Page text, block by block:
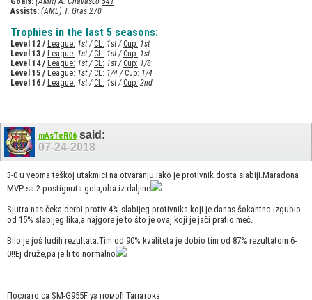
Assists: (AML) T. Gras 270
Trophies in the last 5 seasons:
Level 12 / League: 1st / CL: 1st / Cup: 1st
Level 13 / League: 1st / CL: 1st / Cup: 1st
Level 14 / League: 1st / CL: 1st / Cup: 1/8
Level 15 / League: 1st / CL: 1/4 / Cup: 1/4
Level 16 / League: 1st / CL: 1st / Cup: 2nd
mAsTeR06 said:
07-24-2018
3-0 u veoma teškoj utakmici na otvaranju iako je protivnik dosta slabiji.Maradona
MVP sa 2 postignuta gola,oba iz daljine
Sjutra nas čeka derbi protiv 4% slabijeg protivnika koji je danas šokantno izgubio
od 15% slabijeg lika,a najgore je to što je ovaj koji je jači pratio meč.
Bilo je još ludih rezultata.Tim od 90% kvaliteta je dobio tim od 87% rezultatom 6-
0!!Ej druže,pa je li to normalno
Послато са SM-G955F уз помоћ Тапатока